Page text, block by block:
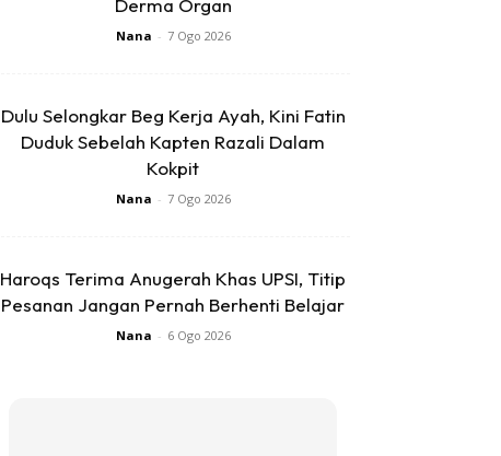
Derma Organ
Nana - 7 Ogo 2026
Dulu Selongkar Beg Kerja Ayah, Kini Fatin
Duduk Sebelah Kapten Razali Dalam
Kokpit
Nana - 7 Ogo 2026
Haroqs Terima Anugerah Khas UPSI, Titip
Pesanan Jangan Pernah Berhenti Belajar
Nana - 6 Ogo 2026